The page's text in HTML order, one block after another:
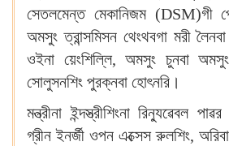
সেতলমেন্ত মেকানিজম (DSM)গী
অমসুং ত্রান্সমিসন থেংথবগা মরী
ওইনা য়েংশিল্লি, অমসুং চুনবা
সোলুসনশিং পুরক্নবা হোৎনরি।
মন্ত্রীনা ইন্দস্ত্রীশিংনা রিন্যুৱেবল
গ্রীন ইনর্জী ওপন এক্সেস রুলশিং, অরিবা